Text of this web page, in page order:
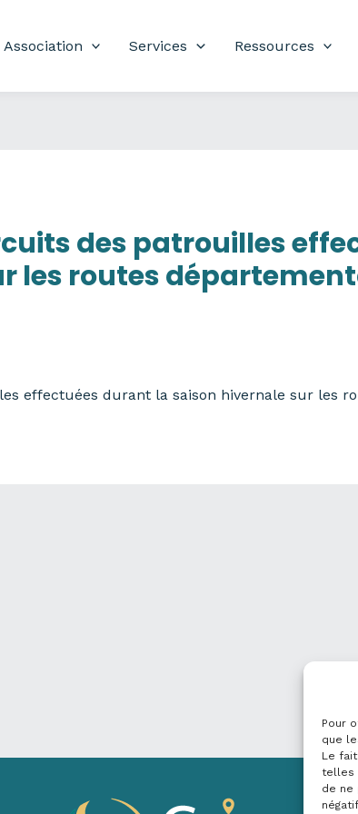
Pour
que
Le
telles
de ne
Association Services Ressources
des patrouilles
les routes
effectuées durant la saison hivernale sur les